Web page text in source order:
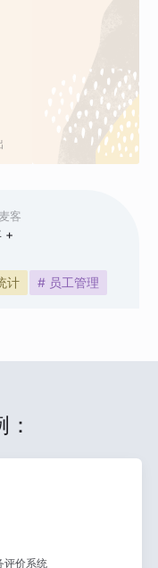
客
+
计 # 员工管理
评价系统